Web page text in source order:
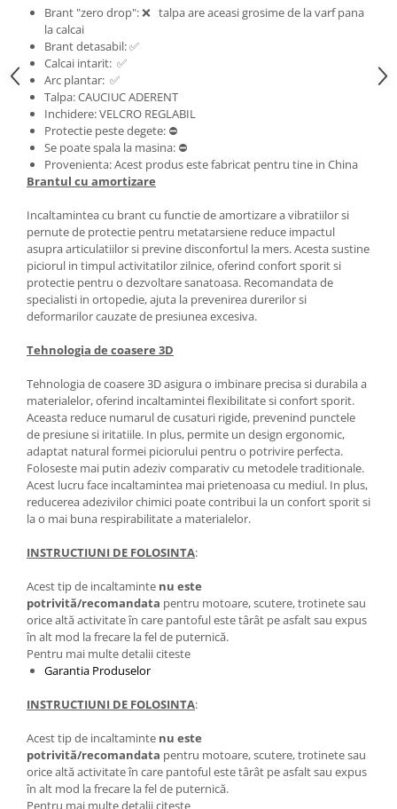
Brant "zero drop": ❌ talpa are aceasi grosime de la varf pana
la calcai
Brant detasabil: ✅
Calcai intarit: ✅
Arc plantar: ✅
Talpa: CAUCIUC ADERENT
Inchidere: VELCRO REGLABIL
Protectie peste degete: ⛔
Se poate spala la masina: ⛔
Provenienta: Acest produs este fabricat pentru tine in China
Brantul cu amortizare
Incaltamintea cu brant cu functie de amortizare a vibratiilor si
pernute de protectie pentru metatarsiene reduce impactul
asupra articulatiilor si previne disconfortul la mers. Acesta sustine
piciorul in timpul activitatilor zilnice, oferind confort sporit si
protectie pentru o dezvoltare sanatoasa. Recomandata de
specialisti in ortopedie, ajuta la prevenirea durerilor si
deformarilor cauzate de presiunea excesiva.
Tehnologia de coasere 3D
Tehnologia de coasere 3D asigura o imbinare precisa si durabila a
materialelor, oferind incaltamintei flexibilitate si confort sporit.
Aceasta reduce numarul de cusaturi rigide, prevenind punctele
de presiune si iritatiile. In plus, permite un design ergonomic,
adaptat natural formei piciorului pentru o potrivire perfecta.
Foloseste mai putin adeziv comparativ cu metodele traditionale.
Acest lucru face incaltamintea mai prietenoasa cu mediul. In plus,
reducerea adezivilor chimici poate contribui la un confort sporit si
la o mai buna respirabilitate a materialelor.
INSTRUCTIUNI DE FOLOSINTA:
Acest tip de incaltaminte nu este
potrivită/recomandata pentru motoare, scutere, trotinete sau
orice altă activitate în care pantoful este târât pe asfalt sau expus
în alt mod la frecare la fel de puternică.
Pentru mai multe detalii citeste
Garantia Produselor
INSTRUCTIUNI DE FOLOSINTA:
Acest tip de incaltaminte nu este
potrivită/recomandata pentru motoare, scutere, trotinete sau
orice altă activitate în care pantoful este târât pe asfalt sau expus
în alt mod la frecare la fel de puternică.
Pentru mai multe detalii citeste